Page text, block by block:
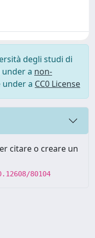
degli studi di
under a non-
under a CC0 License
citare o creare un
80104